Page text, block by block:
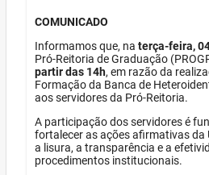
COMUNICADO
Informamos que, na terça-feira,
Pró-Reitoria de Graduação
partir das 14h, em razão da
Formação da Banca de
aos servidores da Pró-Reitoria.
A participação dos servidores é
fortalecer as ações afirmativas da
a lisura, a transparência e a
procedimentos institucionais.